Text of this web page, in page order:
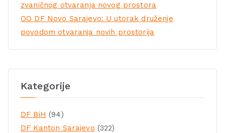
zvaničnog otvaranja novog prostora
OO DF Novo Sarajevo: U utorak druženje
povodom otvaranja novih prostorija
Kategorije
DF BiH (94)
DF Kanton Sarajevo (322)